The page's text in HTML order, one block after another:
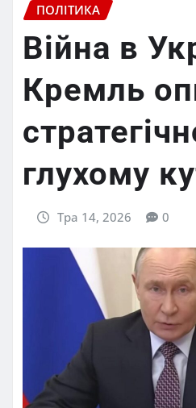
ПОЛІТИКА
Війна в
Кремль
глухому
Тра 14, 2026 0